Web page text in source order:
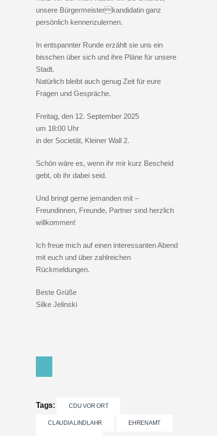
unsere Bürgermeisterkandidatin ganz
persönlich kennenzulernen.
In entspannter Runde erzählt sie uns ein
bisschen über sich und ihre Pläne für unsere
Stadt.
Natürlich bleibt auch genug Zeit für eure
Fragen und Gespräche.
Freitag, den 12. September 2025
um 18:00 Uhr
in der Societät, Kleiner Wall 2.
Schön wäre es, wenn ihr mir kurz Bescheid
gebt, ob ihr dabei seid.
Und bringt gerne jemanden mit –
Freundinnen, Freunde, Partner sind herzlich
willkommen!
Ich freue mich auf einen interessanten Abend
mit euch und über zahlreichen
Rückmeldungen.
Beste Grüße
Silke Jelinski
Tags: CDU VOR ORT
CLAUDIA LINDLAHR EHRENAMT